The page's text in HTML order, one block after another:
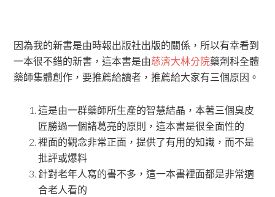
因為我的新書是由時報出版社出版的關係，所以有幸看到
一本很不錯的新書，這本書是由慈濟大林分院藥劑科全體
藥師集體創作，要推薦給讀者，推薦給大家有三個原因。
這是由一群藥師所生產的智慧結晶，本著三個臭皮
匠勝過一個諸葛亮的原則，這本書是很全面性的
裡面的觀念非常正面，提供了有用的知識，而不是
批評或爆料
針對老年人寫的書不多，這一本書裡面都是非常適
合老人看的